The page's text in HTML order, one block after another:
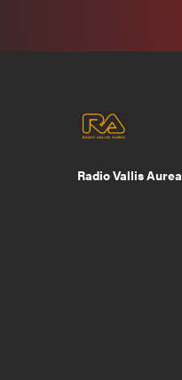
Radio Vallis Aurea